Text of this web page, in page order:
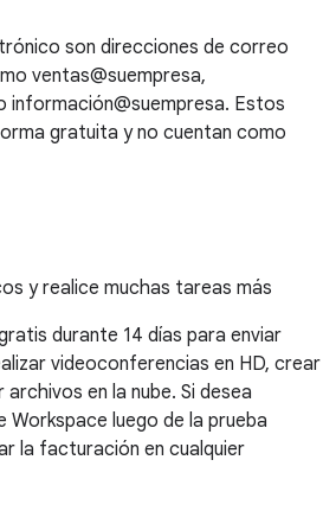
son direcciones de correo
ventas@suempresa,
información@suempresa. Estos
gratuita y no cuentan como
y realice muchas tareas más
durante 14 días para enviar
videoconferencias en HD, crear
en la nube. Si desea
Workspace luego de la prueba
la facturación en cualquier